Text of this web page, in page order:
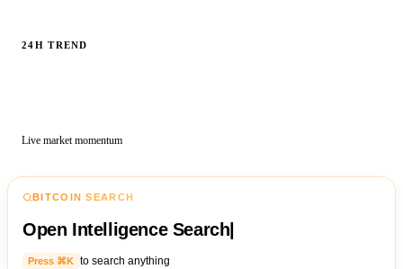
24H TREND
Live market momentum
BITCOIN SEARCH
Open Intelligence Search|
Press ⌘K to search anything